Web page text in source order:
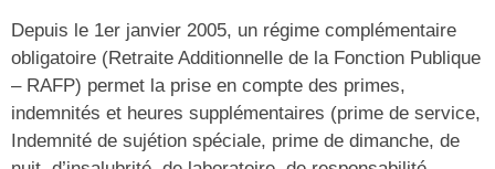
Depuis le 1er janvier 2005, un régime complémentaire
obligatoire (Retraite Additionnelle de la Fonction Publique
– RAFP) permet la prise en compte des primes,
indemnités et heures supplémentaires (prime de service,
Indemnité de sujétion spéciale, prime de dimanche, de